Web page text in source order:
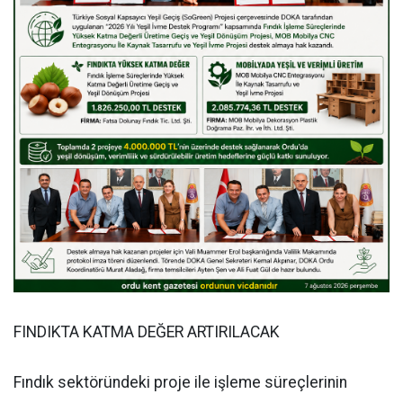
FINDIKTA KATMA DEĞER ARTIRILACAK
Fındık sektöründeki proje ile işleme süreçlerinin